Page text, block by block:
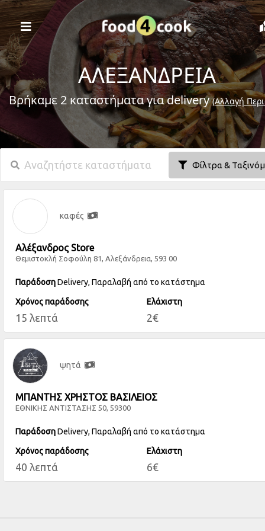
ΑΛΕΞΑΝΔΡΕΙΑ
Βρήκαμε 2 καταστήματα για delivery(Αλλαγή
Φίλτρα &
καφές
Αλέξανδρος Store
Θεμιστοκλή Σοφούλη 81, Αλεξάνδρεια, 593 00
ΠαράδοσηDelivery, Παραλαβή από το κατάστημα
Χρόνος παράδοσης
15 λεπτά
Ελάχιστη
2€
ψητά
ΜΠΑΝΤΗΣ ΧΡΗΣΤΟΣ ΒΑΣΙΛΕΙΟΣ
ΕΘΝΙΚΗΣ ΑΝΤΙΣΤΑΣΗΣ 50, 59300
ΠαράδοσηDelivery, Παραλαβή από το κατάστημα
Χρόνος παράδοσης
40 λεπτά
Ελάχιστη
6€